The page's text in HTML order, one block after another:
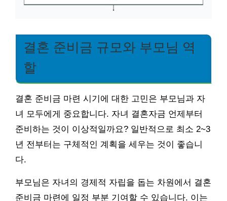
결혼 준비금 규모와 부모님 역
할
결혼 준비금 마련 시기에 대한 고민은 부모님과 자
녀 모두에게 중요합니다. 자녀 결혼자금 언제부터
준비하는 것이 이상적일까요? 일반적으로 최소 2~3
년 전부터는 구체적인 계획을 세우는 것이 좋습니
다.
부모님은 자녀의 경제적 자립을 돕는 차원에서 결혼
준비금 마련에 일정 부분 기여할 수 있습니다. 이는